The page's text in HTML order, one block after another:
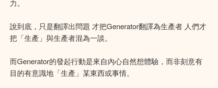
力。
說到底，只是翻譯出問題 才把Generator翻譯為生產者 人們才
把「生產」與生產者混為一談。
而Generator的發起行動是來自內心自然想體驗，而非刻意有
目的有意識地「生產」某東西或事情。